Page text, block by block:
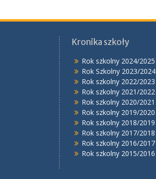
Kronika szkoły
Rok szkolny 2024/2025
Rok Szkolny 2023/2024
Rok szkolny 2022/2023
Rok szkolny 2021/2022
Rok szkolny 2020/2021
Rok szkolny 2019/2020
Rok szkolny 2018/2019
Rok szkolny 2017/2018
Rok szkolny 2016/2017
Rok szkolny 2015/2016